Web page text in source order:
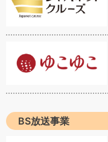
BS放送事業